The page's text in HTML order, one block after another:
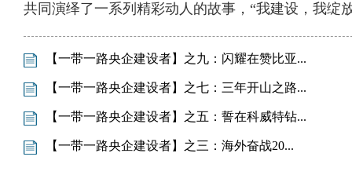
共同演绎了一系列精彩动人的故事，“我建设，我绽
【一带一路央企建设者】之九：闪耀在赞比亚...
【一带一路央企建设者】之七：三年开山之路...
【一带一路央企建设者】之五：誓在科威特钻...
【一带一路央企建设者】之三：海外奋战20...